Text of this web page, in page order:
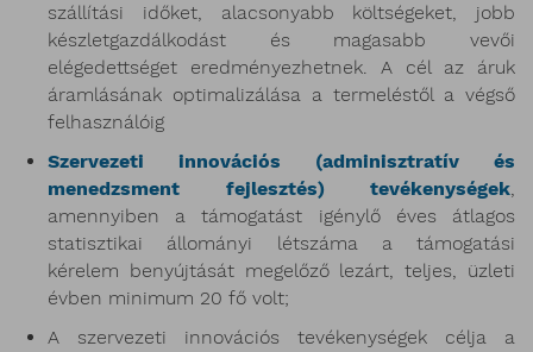
szállítási időket, alacsonyabb költségeket, jobb
készletgazdálkodást és magasabb vevői
elégedettséget eredményezhetnek. A cél az áruk
áramlásának optimalizálása a termeléstől a végső
felhasználóig
Szervezeti innovációs (adminisztratív és
menedzsment fejlesztés) tevékenységek,
amennyiben a támogatást igénylő éves átlagos
statisztikai állományi létszáma a támogatási
kérelem benyújtását megelőző lezárt, teljes, üzleti
évben minimum 20 fő volt;
A szervezeti innovációs tevékenységek célja a